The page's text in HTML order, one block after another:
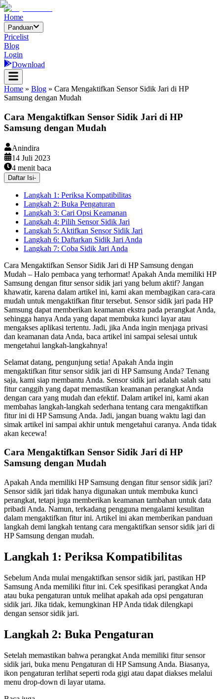
Home
Panduan
Pricelist
Blog
Login
Download
Home » Blog » Cara Mengaktifkan Sensor Sidik Jari di HP
Samsung dengan Mudah
Cara Mengaktifkan Sensor Sidik Jari di HP
Samsung dengan Mudah
Anindira
14 Juli 2023
4 menit baca
Daftar Isi-
Langkah 1: Periksa Kompatibilitas
Langkah 2: Buka Pengaturan
Langkah 3: Cari Opsi Keamanan
Langkah 4: Pilih Sensor Sidik Jari
Langkah 5: Aktifkan Sensor Sidik Jari
Langkah 6: Daftarkan Sidik Jari Anda
Langkah 7: Coba Sidik Jari Anda
Cara Mengaktifkan Sensor Sidik Jari di HP Samsung dengan
Mudah – Halo pembaca yang terhormat! Apakah Anda memiliki HP
Samsung dengan fitur sensor sidik jari yang belum aktif? Jangan
khawatir, karena dalam artikel ini, kami akan membagikan cara-cara
mudah untuk mengaktifkan fitur tersebut. Sensor sidik jari pada HP
Samsung dapat memberikan keamanan ekstra pada perangkat Anda,
sehingga hanya Anda yang dapat membuka kunci layar atau
mengakses aplikasi tertentu. Jadi, jika Anda ingin menjaga privasi
dan keamanan data Anda, baca artikel ini sampai selesai untuk
mengetahui langkah-langkahnya!
Selamat datang, pengunjung setia! Apakah Anda ingin
mengaktifkan fitur sensor sidik jari di HP Samsung Anda? Tenang
saja, kami siap membantu Anda. Sensor sidik jari adalah salah satu
fitur canggih yang dapat memastikan keamanan perangkat Anda
dengan cara yang mudah dan efektif. Dalam artikel ini, kami akan
membahas langkah-langkah sederhana tentang cara mengaktifkan
fitur ini di HP Samsung Anda. Jadi, jangan buang waktu lagi dan
simak artikel ini sampai akhir untuk mengetahui caranya. Anda tidak
akan kecewa!
Cara Mengaktifkan Sensor Sidik Jari di HP
Samsung dengan Mudah
Apakah Anda memiliki HP Samsung dengan fitur sensor sidik jari?
Sensor sidik jari tidak hanya digunakan untuk membuka kunci
perangkat, tetapi juga memberikan keamanan tambahan untuk data
pribadi Anda. Namun, terkadang pengguna mengalami kesulitan
dalam mengaktifkan fitur ini. Artikel ini akan memberikan panduan
langkah demi langkah tentang cara mengaktifkan sensor sidik jari di
HP Samsung dengan mudah.
Langkah 1: Periksa Kompatibilitas
Sebelum Anda mulai mengaktifkan sensor sidik jari, pastikan HP
Samsung Anda memiliki fitur ini. Cek spesifikasi perangkat Anda
atau buka pengaturan untuk melihat apakah ada opsi pengaturan
sidik jari. Jika tidak, kemungkinan HP Anda tidak dilengkapi
dengan sensor sidik jari.
Langkah 2: Buka Pengaturan
Setelah memastikan bahwa perangkat Anda memiliki fitur sensor
sidik jari, buka menu Pengaturan di HP Samsung Anda. Biasanya,
ikon pengaturan terlihat seperti roda gigi atau dapat diakses melalui
menu drop-down di layar utama.